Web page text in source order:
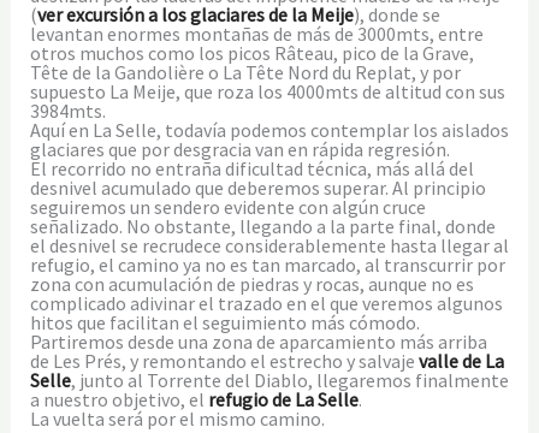
(ver excursión a los glaciares de la Meije), donde se
levantan enormes montañas de más de 3000mts, entre
otros muchos como los picos Râteau, pico de la Grave,
Tête de la Gandolière o La Tête Nord du Replat, y por
supuesto La Meije, que roza los 4000mts de altitud con sus
3984mts.
Aquí en La Selle, todavía podemos contemplar los aislados
glaciares que por desgracia van en rápida regresión.
El recorrido no entraña dificultad técnica, más allá del
desnivel acumulado que deberemos superar. Al principio
seguiremos un sendero evidente con algún cruce
señalizado. No obstante, llegando a la parte final, donde
el desnivel se recrudece considerablemente hasta llegar al
refugio, el camino ya no es tan marcado, al transcurrir por
zona con acumulación de piedras y rocas, aunque no es
complicado adivinar el trazado en el que veremos algunos
hitos que facilitan el seguimiento más cómodo.
Partiremos desde una zona de aparcamiento más arriba
de Les Prés, y remontando el estrecho y salvaje valle de La
Selle, junto al Torrente del Diablo, llegaremos finalmente
a nuestro objetivo, el refugio de La Selle.
La vuelta será por el mismo camino.